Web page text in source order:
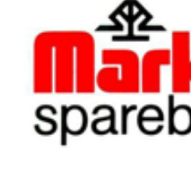
Hovedløps-historikk
Grottaprisen
Kynningsrud og Aktivum stipend